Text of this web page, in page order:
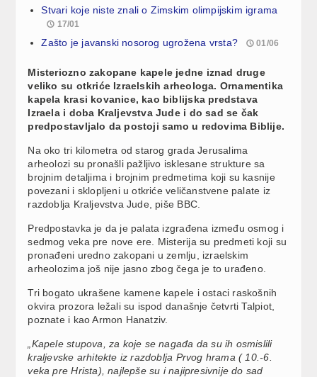
Stvari koje niste znali o Zimskim olimpijskim igrama
17/01
Zašto je javanski nosorog ugrožena vrsta? 01/06
Misteriozno zakopane kapele jedne iznad druge
veliko su otkriće Izraelskih arheologa. Ornamentika
kapela krasi kovanice, kao biblijska predstava
Izraela i doba Kraljevstva Jude i do sad se čak
predpostavljalo da postoji samo u redovima Biblije.
Na oko tri kilometra od starog grada Jerusalima
arheolozi su pronašli pažljivo isklesane strukture sa
brojnim detaljima i brojnim predmetima koji su kasnije
povezani i sklopljeni u otkriće veličanstvene palate iz
razdoblja Kraljevstva Jude, piše BBC.
Predpostavka je da je palata izgrađena između osmog i
sedmog veka pre nove ere. Misterija su predmeti koji su
pronađeni uredno zakopani u zemlju, izraelskim
arheolozima još nije jasno zbog čega je to urađeno.
Tri bogato ukrašene kamene kapele i ostaci raskošnih
okvira prozora ležali su ispod današnje četvrti Talpiot,
poznate i kao Armon Hanatziv.
„Kapele stupova, za koje se nagađa da su ih osmislili
kraljevske arhitekte iz razdoblja Prvog hrama ( 10.-6.
veka pre Hrista), najlepše su i najipresivnije do sad